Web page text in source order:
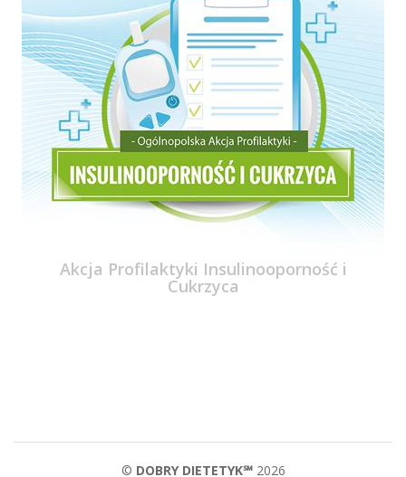
Akcja Profilaktyki Insulinooporność i
Cukrzyca
© DOBRY DIETETYK℠2026